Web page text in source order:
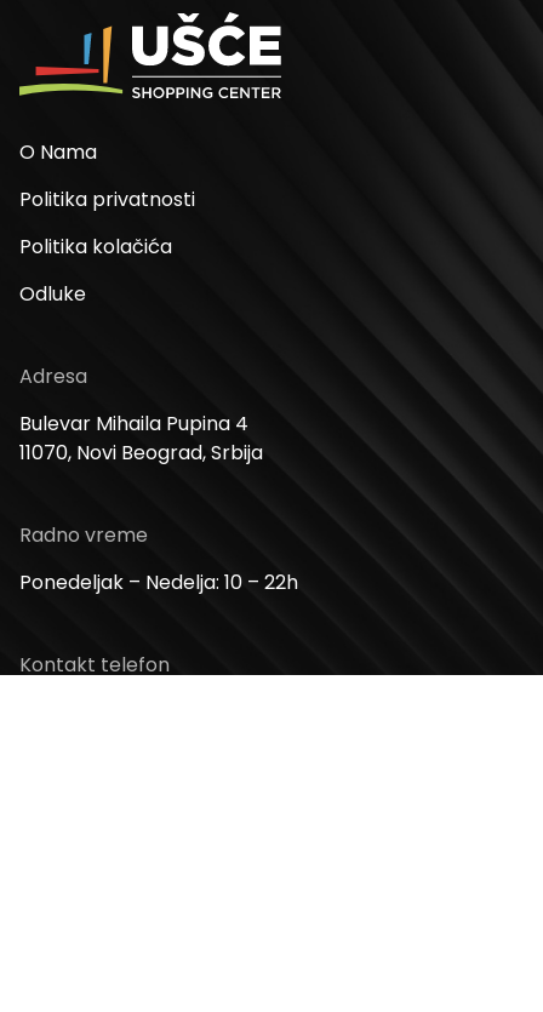
O Nama
Politika privatnosti
Politika kolačića
Odluke
Adresa
Bulevar Mihaila Pupina 4
11070, Novi Beograd, Srbija
Radno vreme
Ponedeljak – Nedelja: 10 – 22h
Kontakt telefon